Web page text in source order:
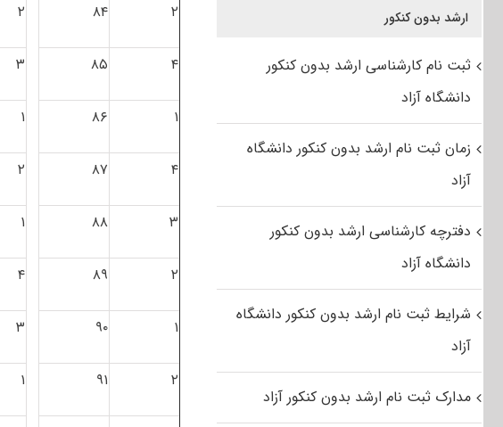
۲ ۸۴ ۲
۴ ۸۵ ۳
۱ ۸۶ ۱
۴ ۸۷ ۲
۳ ۸۸ ۱
۲ ۸۹ ۴
۱ ۹۰ ۳
۲ ۹۱ ۱
ارشد بدون کنکور
ثبت نام کارشناسی ارشد بدون کنکور
دانشگاه آزاد
زمان ثبت نام ارشد بدون کنکور دانشگاه
آزاد
دفترچه کارشناسی ارشد بدون کنکور
دانشگاه آزاد
شرایط ثبت نام ارشد بدون کنکور دانشگاه
آزاد
مدارک ثبت نام ارشد بدون کنکور آزاد